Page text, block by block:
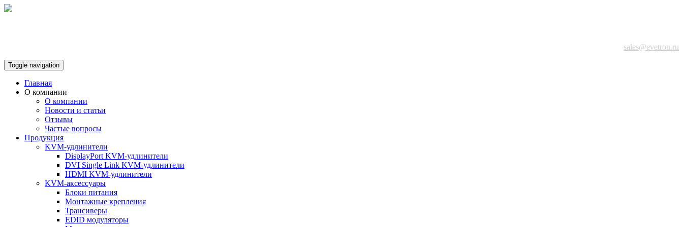
sales@evetron.ru
Toggle navigation
Главная
О компании
О компании
Новости и статьи
Отзывы
Частые вопросы
Продукция
KVM-удлинители
DisplayPort KVM-удлинители
DVI Single Link KVM-удлинители
HDMI KVM-удлинители
KVM-аксессуары
Блоки питания
Монтажные крепления
Трансиверы
EDID модуляторы